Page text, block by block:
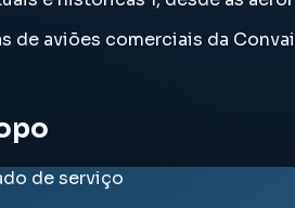
de aviões comerciais da
de serviço